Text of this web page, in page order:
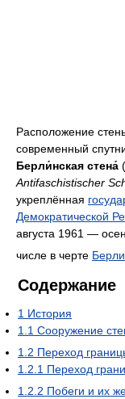
Расположение
современный
Берли́нская стена́ (
Antifaschistischer
укреплённая
Демократической
августа 1961 —
числе в черте
Содержание
1 История
1.1 Сооружение
1.2 Переход
1.2.1 Переход
1.2.2 Побеги и их